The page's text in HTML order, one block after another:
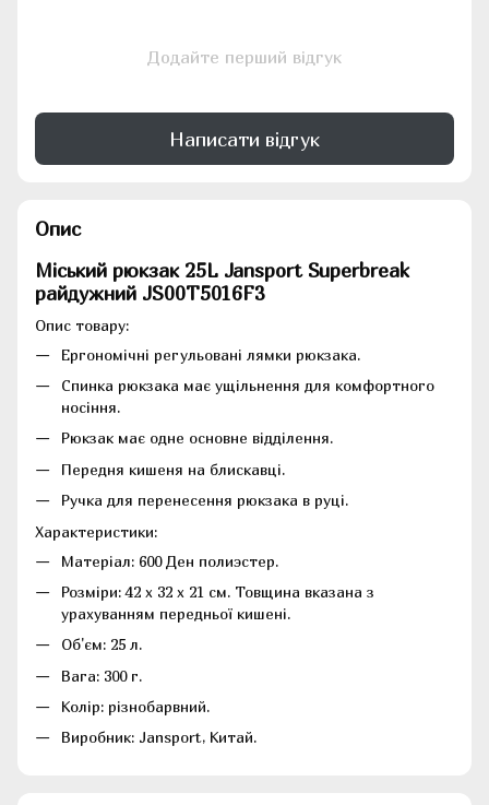
Додайте перший відгук
Написати відгук
Опис
Міський рюкзак 25L Jansport Superbreak
райдужний JS00T5016F3
Опис товару:
Ергономічні регульовані лямки рюкзака.
Спинка рюкзака має ущільнення для комфортного
носіння.
Рюкзак має одне основне відділення.
Передня кишеня на блискавці.
Ручка для перенесення рюкзака в руці.
Характеристики:
Матеріал: 600 Ден полиэстер.
Розміри: 42 x 32 x 21 см. Товщина вказана з
урахуванням передньої кишені.
Об'єм: 25 л.
Вага: 300 г.
Колір: різнобарвний.
Виробник: Jansport, Китай.